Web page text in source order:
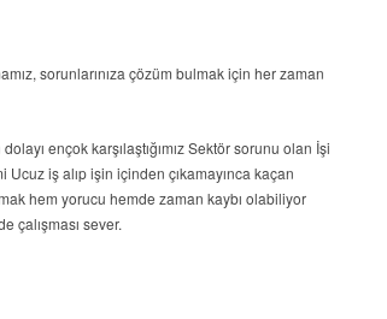
sorunlarınıza çözüm bulmak için her zaman
ençok karşılaştığımız Sektör sorunu olan İşi
Ucuz iş alıp işin içinden çıkamayınca kaçan
hem yorucu hemde zaman kaybı olabiliyor
çalışması sever.